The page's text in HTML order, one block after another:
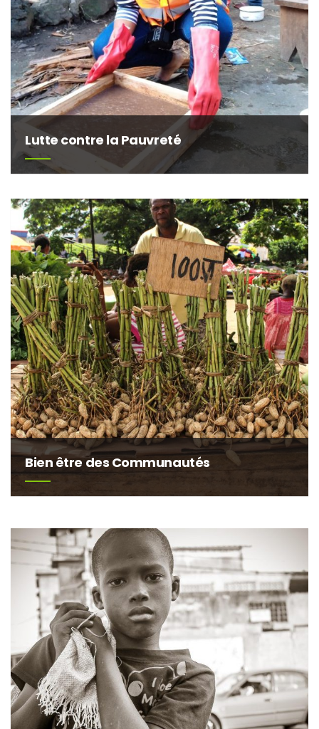
Lutte contre la Pauvreté
Bien être des Communautés